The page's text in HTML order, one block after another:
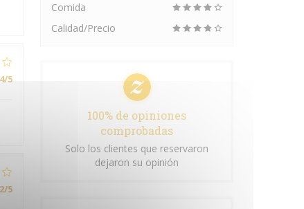
4/5
2/5
Comida
Calidad/Precio
100% de opiniones
comprobadas
Solo los clientes que reservaron
dejaron su opinión